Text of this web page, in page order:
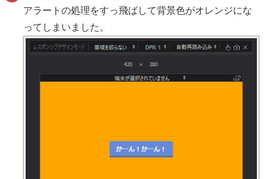
アラートの処理をすっ飛ばして背景色がオレンジにな
ってしまいました。